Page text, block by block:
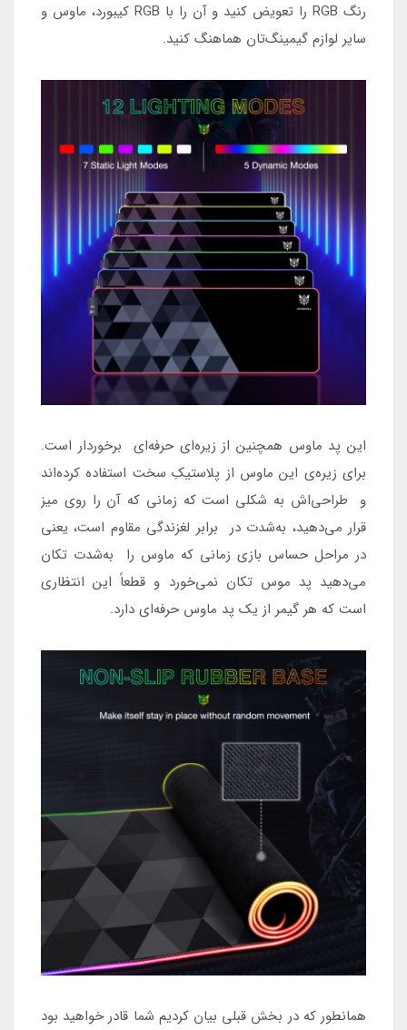
رنگ RGB را تعویض کنید و آن را با RGB کیبورد، ماوس و
سایر لوازم گیمینگ‌تان هماهنگ کنید.
این پد ماوس همچنین از زیره‌ای حرفه‌ای برخوردار است.
برای زیره‌ی این ماوس از پلاستیکِ سخت استفاده کرده‌اند
و طراحی‌اش به شکلی است که زمانی که آن را روی میز
قرار می‌دهید، به‌شدت در برابر لغزندگی مقاوم است، یعنی
در مراحل حساس بازی زمانی که ماوس را به‌شدت تکان
می‌دهید پد موس تکان نمی‌خورد و قطعاً این انتظاری
است که هر گیمر از یک پد ماوس حرفه‌ای دارد.
همانطور که در بخش قبلی بیان کردیم شما قادر خواهید بود